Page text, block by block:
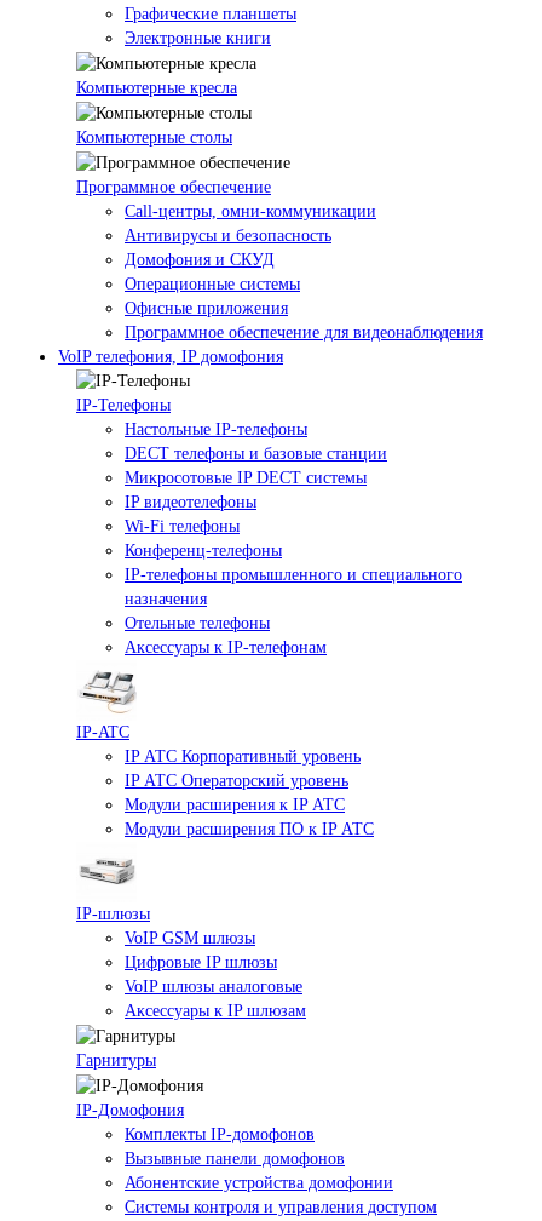
Графические планшеты
Электронные книги
Компьютерные кресла
Компьютерные столы
Программное обеспечение
Call-центры, омни-коммуникации
Антивирусы и безопасность
Домофония и СКУД
Операционные системы
Офисные приложения
Программное обеспечение для видеонаблюдения
VoIP телефония, IP домофония
IP-Телефоны
Настольные IP-телефоны
DECT телефоны и базовые станции
Микросотовые IP DECT системы
IP видеотелефоны
Wi-Fi телефоны
Конференц-телефоны
IP-телефоны промышленного и специального
назначения
Отельные телефоны
Аксессуары к IP-телефонам
IP-ATC
IP АТС Корпоративный уровень
IP АТС Операторский уровень
Модули расширения к IP АТС
Модули расширения ПО к IP АТС
IP-шлюзы
VoIP GSM шлюзы
Цифровые IP шлюзы
VoIP шлюзы аналоговые
Аксессуары к IP шлюзам
Гарнитуры
IP-Домофония
Комплекты IP-домофонов
Вызывные панели домофонов
Абонентские устройства домофонии
Системы контроля и управления доступом